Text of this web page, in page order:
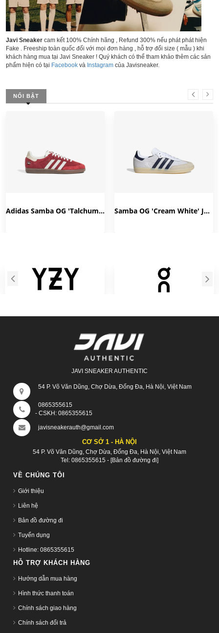
Javi Sneaker cam kết 100% Chính hãng , Refund 300% nếu phát phát hiện
Fake . Freeship toàn quốc đối với mọi đơn hàng , hỗ trợ đổi size ( mẫu ) khi
khách hàng mua tại Javi Sneaker ! Quý khách có thể tham khảo thêm các sản
phẩm hiện có tại Facebook và Instagram của Javisneaker.
NỔI BẬT
Adidas Samba OG 'Talchum Pack Scarlet' IG8905 Samba OG 'Cream White' JH5633
JAVI SNEAKER AUTHENTIC
54 P. Võ Văn Dũng, Chợ Dừa, Đống Đa, Hà Nội, Việt Nam
0865355615
- CSKH: 0865355615
javisneakerauth@gmail.com
CƠ SỞ 1 - HÀ NỘI
54 P. Võ Văn Dũng, Chợ Dừa, Đống Đa, Hà Nội, Việt Nam
Tel: 0865355615 - [Bản đồ đường đi]
VỀ CHÚNG TÔI
Giới thiệu
Liên hệ
Bản đồ đường đi
Tuyển dụng
Hotline: 0865355615
HỖ TRỢ KHÁCH HÀNG
Hướng dẫn mua hàng
Hình thức thanh toán
Chính sách giao hàng
Chính sách đổi trả